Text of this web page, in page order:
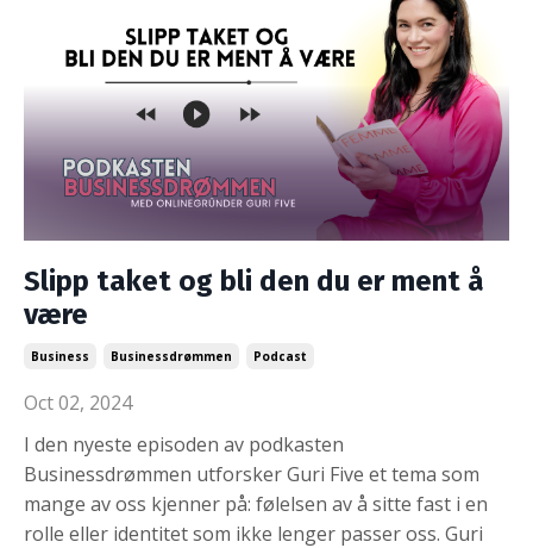
Slipp taket og bli den du er ment å
være
Business Businessdrømmen Podcast
Oct 02, 2024
I den nyeste episoden av podkasten
Businessdrømmen utforsker Guri Five et tema som
mange av oss kjenner på: følelsen av å sitte fast i en
rolle eller identitet som ikke lenger passer oss. Guri